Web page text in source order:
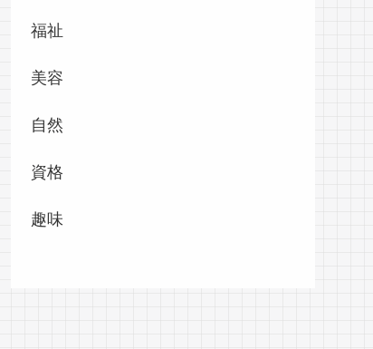
福祉
美容
自然
資格
趣味